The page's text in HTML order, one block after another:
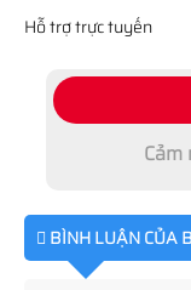
Hỗ trợ trực tuyến
BÌNH LUẬN CỦA